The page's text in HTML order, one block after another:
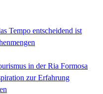
Tempo entscheidend ist
in der Ria Formosa
zur Erfahrung